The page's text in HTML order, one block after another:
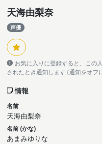
天海由梨奈
声優
お気に入りに登録すると、この
されたとき通知します (通知をオフ
情報
名前
天海由梨奈
名前 (かな)
あまみゆりな